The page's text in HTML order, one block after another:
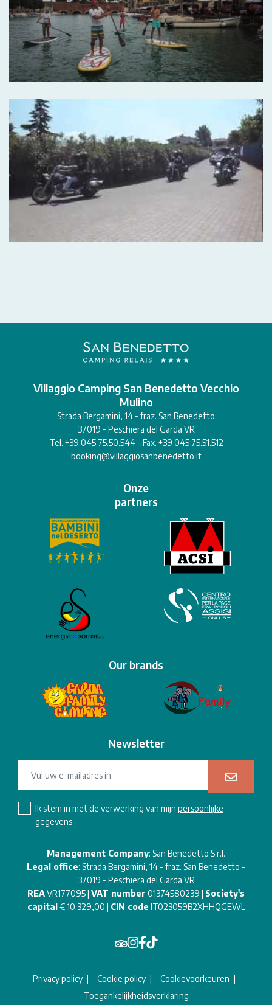
Villaggio Camping San Benedetto Vecchio
Mulino
Strada Bergamini, 14 - fraz. San Benedetto
37019 - Peschiera del Garda VR
Tel. +39 045 75.50.544 - Fax. +39 045 75.51.512
booking@villaggiosanbenedetto.it
Onze
partners
Our brands
Newsletter
Ik stem in met de verwerking van mijn persoonlijke
gegevens
Management Company: San Benedetto S.r.l.
Legal office: Strada Bergamini, 14 - fraz. San Benedetto -
37019 - Peschiera del Garda VR
REAVR177095 | VAT number 01374580239 | Society's
capital € 10.329,00 | CIN code IT023059B2XHHQGEWL
Privacy policy Cookie policy
Cookievoorkeuren
Toegankelijkheidsverklaring